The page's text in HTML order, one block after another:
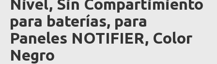
Nivel, Sin Compartimiento
para baterías, para
Paneles NOTIFIER, Color
Negro